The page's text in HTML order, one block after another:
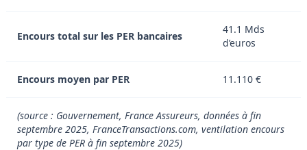
Encours total sur les PER bancaires
41.1 Mds
d’euros
Encours moyen par PER 11.110 €
(source : Gouvernement, France Assureurs, données à fin
septembre 2025, FranceTransactions.com, ventilation encours
par type de PER à fin septembre 2025)